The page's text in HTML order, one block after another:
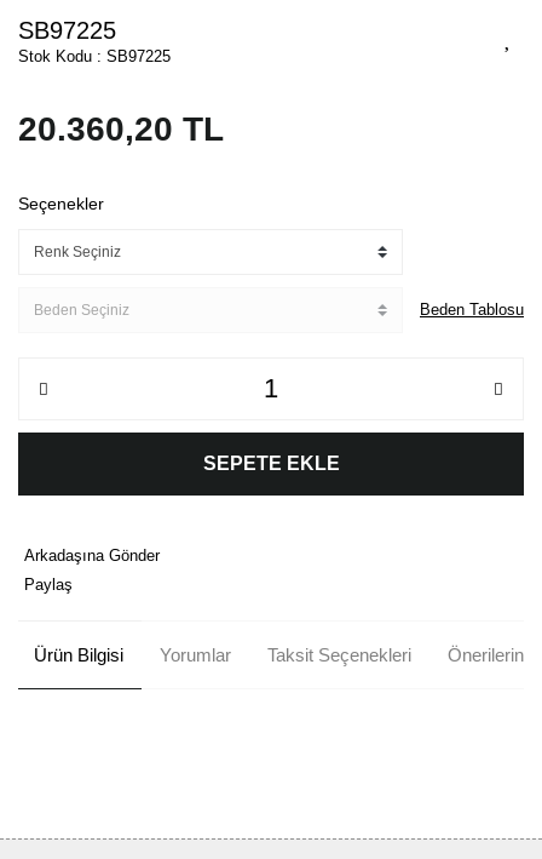
SB97225
Stok Kodu : SB97225
20.360,20 TL
Seçenekler
Beden Tablosu
SEPETE EKLE
Arkadaşına Gönder
Paylaş
Ürün Bilgisi Yorumlar Taksit Seçenekleri Önerileriniz